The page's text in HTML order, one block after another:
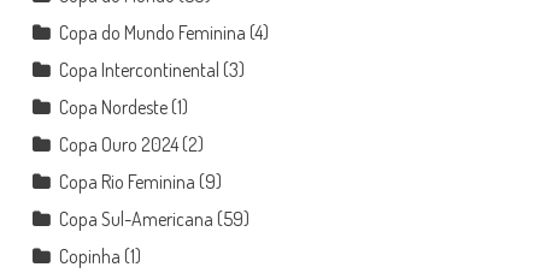
Copa do Mundo Feminina (4)
Copa Intercontinental (3)
Copa Nordeste(1)
Copa Ouro 2024(2)
Copa Rio Feminina (9)
Copa Sul-Americana (59)
Copinha (1)